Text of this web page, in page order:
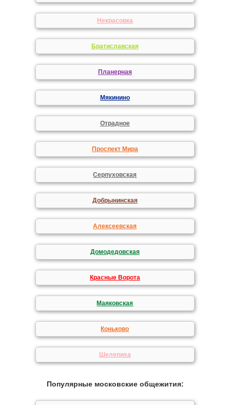
Некрасовка
Братиславская
Планерная
Мякинино
Отрадное
Проспект Мира
Серпуховская
Добрынинская
Алексеевская
Домодедовская
Красные Ворота
Маяковская
Коньково
Шелепиха
Популярные московские общежития: